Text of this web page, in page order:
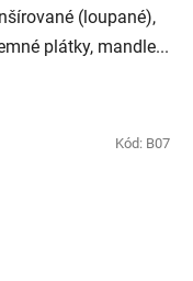
(loupané),
plátky, mandle...
Kód: B07